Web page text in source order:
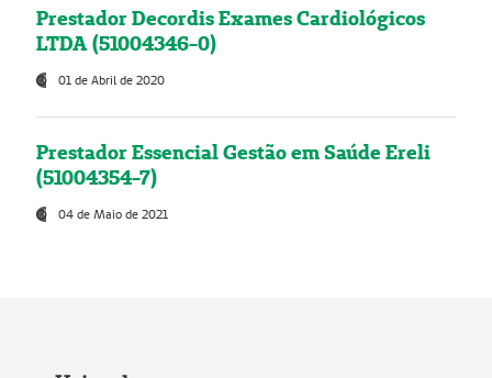
Prestador Decordis Exames Cardiológicos
LTDA (51004346-0)
01 de Abril de 2020
Prestador Essencial Gestão em Saúde Ereli
(51004354-7)
04 de Maio de 2021